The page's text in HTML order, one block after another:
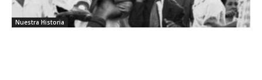
Nuestra Historia